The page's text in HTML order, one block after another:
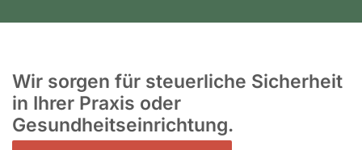
Wir sorgen für steuerliche Sicherheit
in Ihrer Praxis oder
Gesundheitseinrichtung.